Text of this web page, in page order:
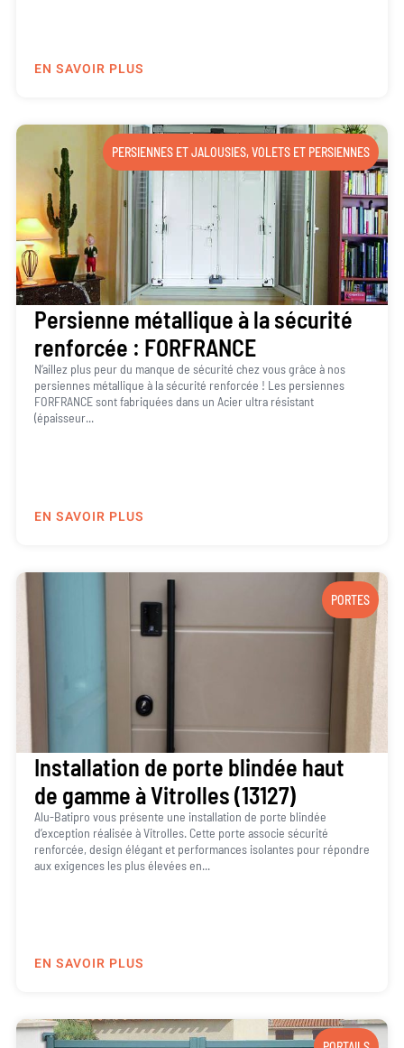
EN SAVOIR PLUS
PERSIENNES ET JALOUSIES,VOLETS ET PERSIENNES
Persienne métallique à la sécurité
renforcée : FORFRANCE
N’aillez plus peur du manque de sécurité chez vous grâce à nos
persiennes métallique à la sécurité renforcée ! Les persiennes
FORFRANCE sont fabriquées dans un Acier ultra résistant
(épaisseur...
EN SAVOIR PLUS
PORTES
Installation de porte blindée haut
de gamme à Vitrolles (13127)
Alu-Batipro vous présente une installation de porte blindée
d’exception réalisée à Vitrolles. Cette porte associe sécurité
renforcée, design élégant et performances isolantes pour répondre
aux exigences les plus élevées en...
EN SAVOIR PLUS